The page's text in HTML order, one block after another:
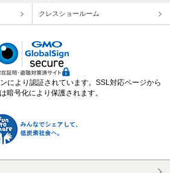
クレスショールーム
により認証されています。SSL対応ページから
暗号化により保護されます。